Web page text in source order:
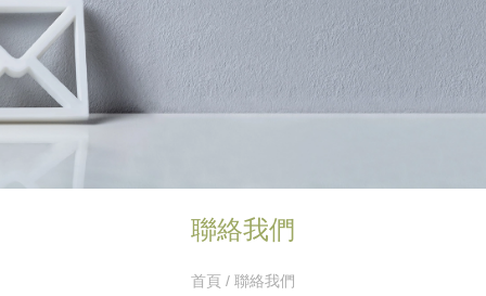
聯絡我們
首頁 / 聯絡我們